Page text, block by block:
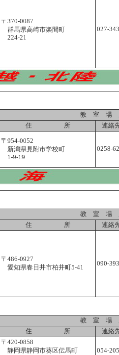
〒370-0087
群馬県高崎市楽間町
224-21
027-
教 室 場
住 所
連絡
〒954-0052
新潟県見附市学校町
1-9-19
0258-
教 室 場
住 所
連絡
〒486-0927
愛知県春日井市柏井町5-41
090-
教 室 場
住 所
連絡
〒420-0858
静岡県静岡市葵区伝馬町
054-